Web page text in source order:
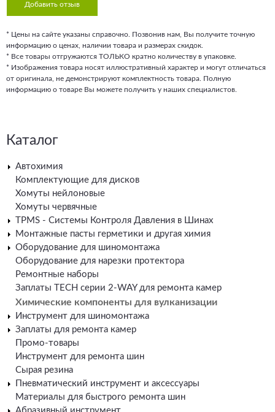
Добавить отзыв
* Цены на сайте указаны справочно. Позвонив нам, Вы получите точную
информацию о ценах, наличии товара и размерах скидок.
* Все товары отгружаются ТОЛЬКО кратно количеству в упаковке.
* Изображения товара носят иллюстративный характер и могут отличаться
от оригинала, не демонстрируют комплектность товара. Полную
информацию о товаре Вы можете получить у наших специалистов.
Каталог
Автохимия
Комплектующие для дисков
Хомуты нейлоновые
Хомуты червячные
TPMS - Системы Контроля Давления в Шинах
Монтажные пасты герметики и другая химия
Оборудование для шиномонтажа
Оборудование для нарезки протектора
Ремонтные наборы
Заплаты TECH серии 2-WAY для ремонта камер
Химические компоненты для вулканизации
Инструмент для шиномонтажа
Заплаты для ремонта камер
Промо-товары
Инструмент для ремонта шин
Сырая резина
Пневматический инструмент и аксессуары
Материалы для быстрого ремонта шин